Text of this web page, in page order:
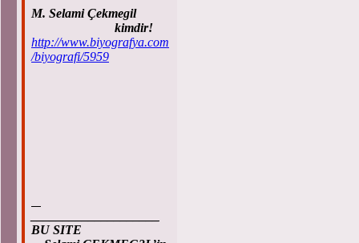
M. Selami Çekmegil
kimdir!
http://www.biyografya.com
/biyografi/5959
BU SITE